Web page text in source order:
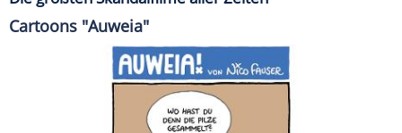
Cartoons "Auweia"